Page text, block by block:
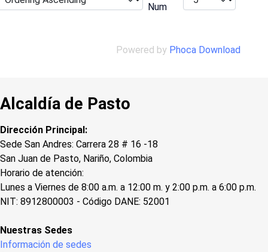
Num
Powered by Phoca Download
Alcaldía de Pasto
Dirección Principal:
Sede San Andres: Carrera 28 # 16 -18
San Juan de Pasto, Nariño, Colombia
Horario de atención:
Lunes a Viernes de 8:00 a.m. a 12:00 m. y 2:00 p.m. a 6:00 p.m.
NIT: 8912800003 - Código DANE: 52001
Nuestras Sedes
Información de sedes